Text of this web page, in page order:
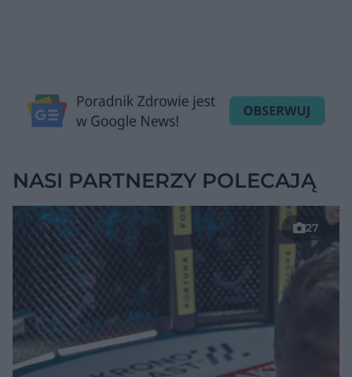
NASI PARTNERZY POLECAJĄ
27